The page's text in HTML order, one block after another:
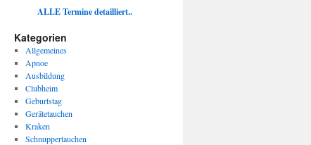
ALLE Termine detailliert..
Kategorien
Allgemeines
Apnoe
Ausbildung
Clubheim
Geburtstag
Gerätetauchen
Kraken
Schnuppertauchen